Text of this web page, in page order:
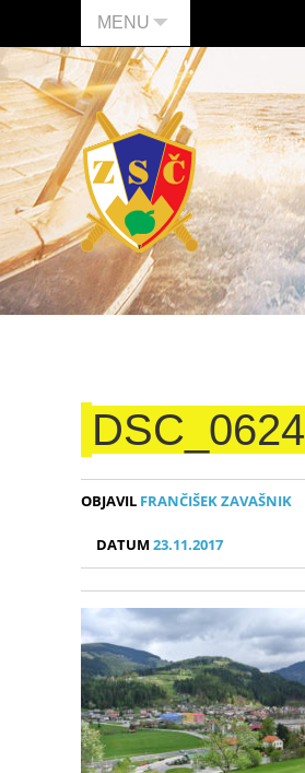
MENU
DSC_0624
OBJAVIL FRANČIŠEK ZAVAŠNIK
DATUM23.11.2017